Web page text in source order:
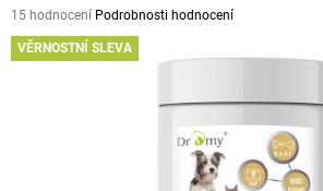
Průměrné
hodnocení
produktu
15 hodnocení Podrobnosti hodnocení
VĚRNOSTNÍ SLEVA
A
J